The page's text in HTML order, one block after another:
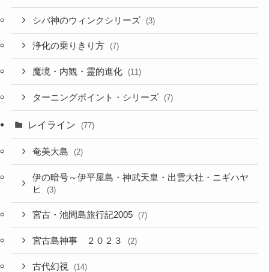
シバ神のウィンクシリーズ (3)
浄化の乗りきり方 (7)
魔境・内観・霊的進化 (11)
ターニングポイント・シリーズ (7)
レイライン (77)
奄美大島 (2)
伊の暗号～伊平屋島・神武天皇・出雲大社・ニギハヤ
ヒ
(3)
宮古・池間島旅行記2005 (7)
宮古島神事 ２０２３ (2)
古代幻視 (14)